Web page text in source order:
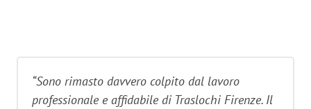
“Sono rimasto davvero colpito dal lavoro
professionale e affidabile di Traslochi Firenze. Il